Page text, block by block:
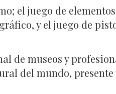
el juego de
y el juego de
de museos y
del mundo,